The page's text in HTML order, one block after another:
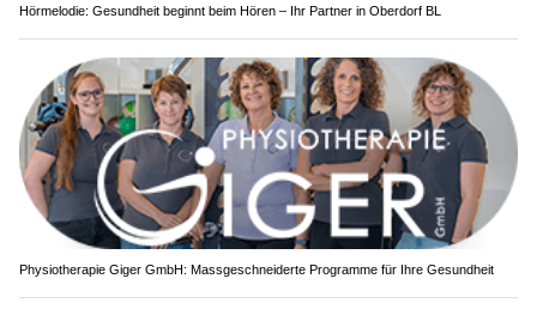
Hörmelodie: Gesundheit beginnt beim Hören – Ihr Partner in Oberdorf BL
Physiotherapie Giger GmbH: Massgeschneiderte Programme für Ihre Gesundheit